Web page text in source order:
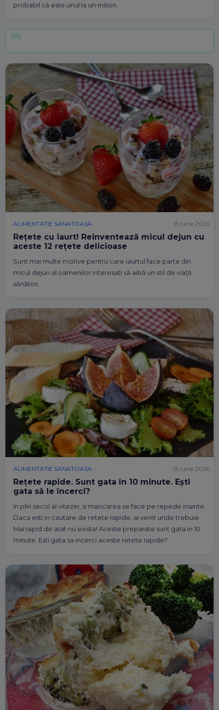
probabil că este unul la un milion.
ALIMENTATIE SANATOASA
Rețete cu iaurt! Reinventează micul dejun cu
aceste 12 rețete delicioase
Sunt mai multe motive pentru care iaurtul face parte din
micul dejun al oamenilor interesați să aibă un stil de viață
sănătos.
15 iunie 2026
ALIMENTATIE SANATOASA
Rețete rapide. Sunt gata în 10 minute. Ești
gata să le încerci?
In plin secol al vitezei, si mancarea se face pe repede inainte.
Daca esti in cautare de retete rapide, ai venit unde trebuie.
Mai rapid de atat nu exista! Aceste preparate sunt gata in 10
minute. Esti gata sa incerci aceste retete rapide?
13 iunie 2026